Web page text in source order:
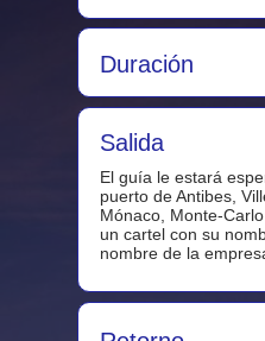
El guía le estará
puerto de Antibes,
Mónaco, Monte-
un cartel con su
nombre de la
Duración
Salida